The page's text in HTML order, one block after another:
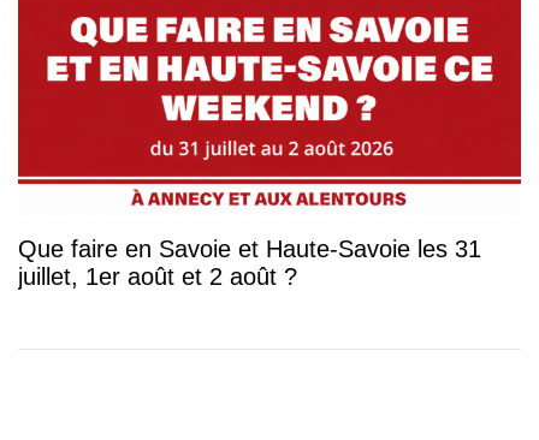
Que faire en Savoie et Haute-Savoie les 31
juillet, 1er août et 2 août ?